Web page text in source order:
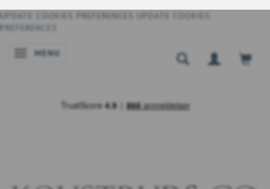
UPDATE COOKIES PREFERENCES
UPDATE COOKIES
PREFERENCES
SKIFTE NAVIGATION
MENU